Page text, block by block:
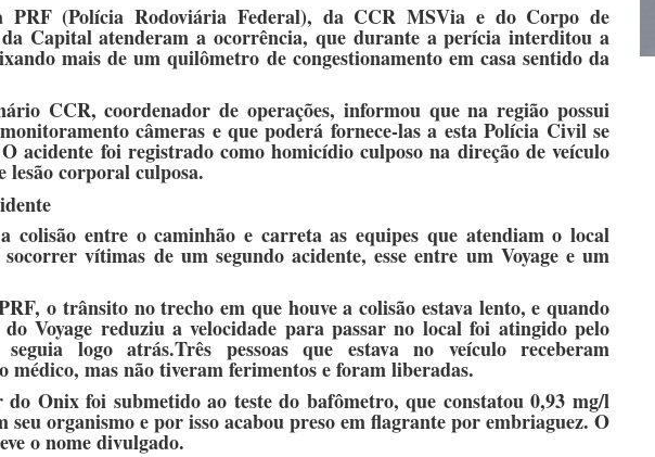
PRF (Polícia Rodoviária Federal), da CCR MSVia e do Corpo de
Capital atenderam a ocorrência, que durante a perícia interditou a
mais de um quilômetro de congestionamento em casa sentido da
CCR, coordenador de operações, informou que na região possui
câmeras e que poderá fornece-las a esta Polícia Civil se
O acidente foi registrado como homicídio culposo na direção de veículo
lesão corporal culposa.
colisão entre o caminhão e carreta as equipes que atendiam o local
vítimas de um segundo acidente, esse entre um Voyage e um
o trânsito no trecho em que houve a colisão estava lento, e quando
Voyage reduziu a velocidade para passar no local foi atingido pelo
logo atrás.Três pessoas que estava no veículo receberam
médico, mas não tiveram ferimentos e foram liberadas.
Onix foi submetido ao teste do bafômetro, que constatou 0,93 mg/l
seu organismo e por isso acabou preso em flagrante por embriaguez. O
o nome divulgado.